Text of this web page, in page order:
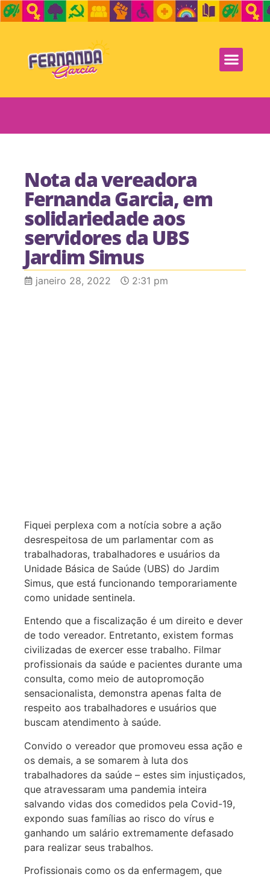
Nota da vereadora
Fernanda Garcia, em
solidariedade aos
servidores da UBS
Jardim Simus
janeiro 28, 2022 2:31 pm
Fiquei perplexa com a notícia sobre a ação
desrespeitosa de um parlamentar com as
trabalhadoras, trabalhadores e usuários da
Unidade Básica de Saúde (UBS) do Jardim
Simus, que está funcionando temporariamente
como unidade sentinela.
Entendo que a fiscalização é um direito e dever
de todo vereador. Entretanto, existem formas
civilizadas de exercer esse trabalho. Filmar
profissionais da saúde e pacientes durante uma
consulta, como meio de autopromoção
sensacionalista, demonstra apenas falta de
respeito aos trabalhadores e usuários que
buscam atendimento à saúde.
Convido o vereador que promoveu essa ação e
os demais, a se somarem à luta dos
trabalhadores da saúde – estes sim injustiçados,
que atravessaram uma pandemia inteira
salvando vidas dos comedidos pela Covid-19,
expondo suas famílias ao risco do vírus e
ganhando um salário extremamente defasado
para realizar seus trabalhos.
Profissionais como os da enfermagem, que